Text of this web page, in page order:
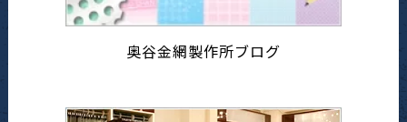
奥谷金網製作所ブログ